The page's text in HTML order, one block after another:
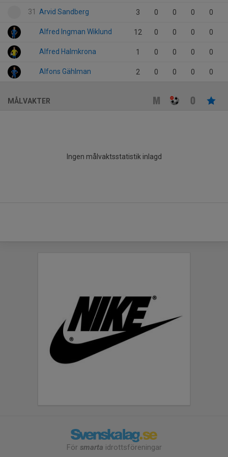
31 Arvid Sandberg 3 0 0 0 0
Alfred Ingman Wiklund 12 0 0 0 0
Alfred Halmkrona 1 0 0 0 0
Alfons Gählman 2 0 0 0 0
MÅLVAKTER
Ingen målvaktsstatistik inlagd
För smarta idrottsföreningar